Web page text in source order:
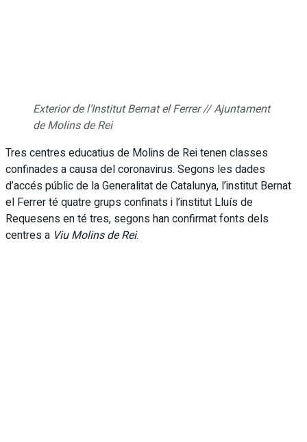
Exterior de l’Institut Bernat el Ferrer // Ajuntament
de Molins de Rei
Tres centres educatius de Molins de Rei tenen classes
confinades a causa del coronavirus. Segons les dades
d’accés públic de la Generalitat de Catalunya, l’institut Bernat
el Ferrer té quatre grups confinats i l’institut Lluís de
Requesens en té tres, segons han confirmat fonts dels
centres a Viu Molins de Rei.